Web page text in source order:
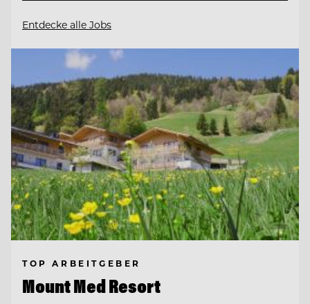
Entdecke alle Jobs
TOP ARBEITGEBER
Mount Med Resort